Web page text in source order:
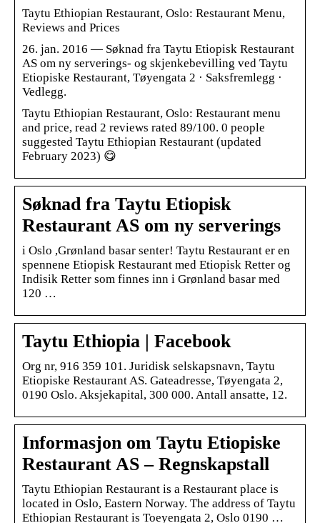
Taytu Ethiopian Restaurant, Oslo: Restaurant Menu,
Reviews and Prices
26. jan. 2016 — Søknad fra Taytu Etiopisk Restaurant
AS om ny serverings- og skjenkebevilling ved Taytu
Etiopiske Restaurant, Tøyengata 2 · Saksfremlegg ·
Vedlegg.
Taytu Ethiopian Restaurant, Oslo: Restaurant menu
and price, read 2 reviews rated 89/100. 0 people
suggested Taytu Ethiopian Restaurant (updated
February 2023) 😋
Søknad fra Taytu Etiopisk
Restaurant AS om ny serverings
i Oslo ,Grønland basar senter! Taytu Restaurant er en
spennene Etiopisk Restaurant med Etiopisk Retter og
Indisik Retter som finnes inn i Grønland basar med
120 …
Taytu Ethiopia | Facebook
Org nr, 916 359 101. Juridisk selskapsnavn, Taytu
Etiopiske Restaurant AS. Gateadresse, Tøyengata 2,
0190 Oslo. Aksjekapital, 300 000. Antall ansatte, 12.
Informasjon om Taytu Etiopiske
Restaurant AS – Regnskapstall
Taytu Ethiopian Restaurant is a Restaurant place is
located in Oslo, Eastern Norway. The address of Taytu
Ethiopian Restaurant is Toeyengata 2, Oslo 0190 …